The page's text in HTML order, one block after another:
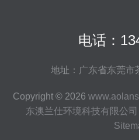
电话：
地址：广东省东莞市
Copyright © 2026
东澳兰仕环境科技有限公司